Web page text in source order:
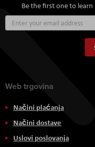
Be the first one to
Web trgovina
Načini plaćanja
Načini dostave
Uslovi poslovanja